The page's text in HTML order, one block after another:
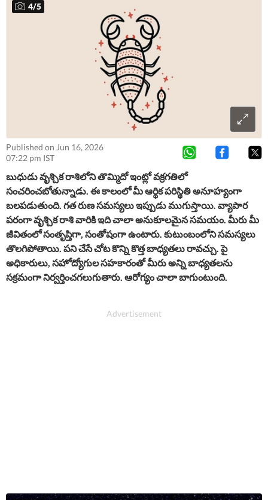
4/5
Published on Jun 16, 2026
07:22 pm IST
బుధుడు వృశ్చిక రాశిలోని తొమ్మిదో ఇంట్లో వక్రగతిలో
సంచరించబోతున్నాడు. ఈ కాలంలో మీ ఆర్థిక పరిస్థితి అనూహ్యంగా
బలపడుతుంది. గత రుణ సమస్యలు ఇప్పుడు ముగుస్తాయి. వ్యాపార
పరంగా వృశ్చిక రాశి వారికి ఇది చాలా అనుకూలమైన సమయం. మీరు మీ
జీవితంలో సంతృప్తిగా, సంతోషంగా ఉంటారు. కుటుంబంలోని సమస్యలు
తొలగిపోతాయి. పని చేసే చోట కొన్ని కొత్త బాధ్యతలు రావచ్చు. పై
అధికారులు, సహోద్యోగుల సహకారంతో మీరు అన్ని బాధ్యతలను
సక్రమంగా నిర్వర్తించగలుగుతారు. ఆరోగ్యం చాలా బాగుంటుంది.